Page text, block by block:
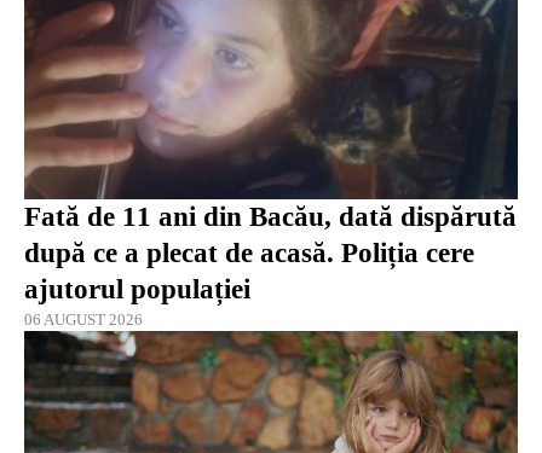
Fată de 11 ani din Bacău, dată dispărută
după ce a plecat de acasă. Poliția cere
ajutorul populației
06 AUGUST 2026